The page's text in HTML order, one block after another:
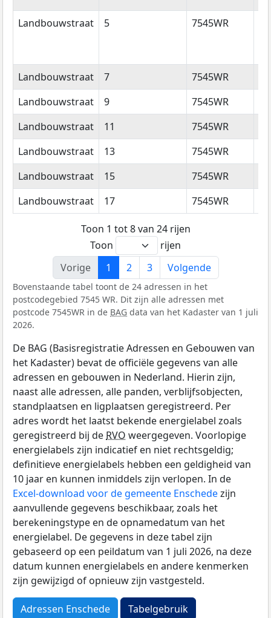
Landbouwstraat 5 7545WR
Landbouwstraat 7 7545WR
Landbouwstraat
9 7545WR
Landbouwstraat
11 7545WR
Landbouwstraat
13 7545WR
Landbouwstraat
15 7545WR
Landbouwstraat
17 7545WR
Toon 1 tot 8 van 24 rijen
Toon
rijen
Vorige
1 2 3 Volgende
Bovenstaande tabel toont de 24 adressen in het
postcodegebied 7545 WR. Dit zijn alle adressen met
postcode 7545WR in de BAG data van het Kadaster van 1 juli
2026.
De BAG (Basisregistratie Adressen en Gebouwen van
het Kadaster) bevat de officiële gegevens van alle
adressen en gebouwen in Nederland. Hierin zijn,
naast alle adressen, alle panden, verblijfsobjecten,
standplaatsen en ligplaatsen geregistreerd. Per
adres wordt het laatst bekende energielabel zoals
geregistreerd bij de RVO weergegeven. Voorlopige
energielabels zijn indicatief en niet rechtsgeldig;
definitieve energielabels hebben een geldigheid van
10 jaar en kunnen inmiddels zijn verlopen. In de
Excel-download voor de gemeente Enschedezijn
aanvullende gegevens beschikbaar, zoals het
berekeningstype en de opnamedatum van het
energielabel. De gegevens in deze tabel zijn
gebaseerd op een peildatum van 1 juli 2026, na deze
datum kunnen energielabels en andere kenmerken
zijn gewijzigd of opnieuw zijn vastgesteld.
Adressen Enschede Tabelgebruik